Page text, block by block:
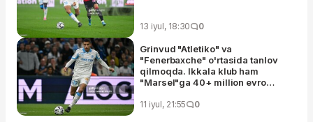
13 iyul, 18:30 0
Grinvud "Atletiko" va
"Fenerbaxche" o'rtasida tanlov
qilmoqda. Ikkala klub ham
"Marsel"ga 40+ million evro
11 iyul, 21:55 0